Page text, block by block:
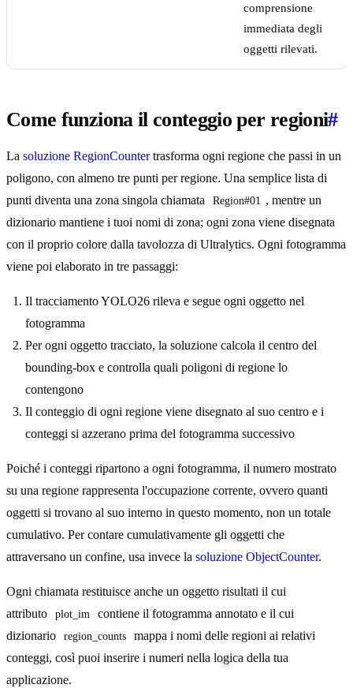
comprensione
immediata degli
oggetti rilevati.
Come funziona il conteggio per regioni#
La soluzione RegionCountertrasforma ogni regione che passi in un
poligono, con almeno tre punti per regione. Una semplice lista di
punti diventa una zona singola chiamata
Region#01 , mentre un
dizionario mantiene i tuoi nomi di zona; ogni zona viene disegnata
con il proprio colore dalla tavolozza di Ultralytics. Ogni fotogramma
viene poi elaborato in tre passaggi:
Il tracciamento YOLO26 rileva e segue ogni oggetto nel
fotogramma
Per ogni oggetto tracciato, la soluzione calcola il centro del
bounding-box e controlla quali poligoni di regione lo
contengono
Il conteggio di ogni regione viene disegnato al suo centro e i
conteggi si azzerano prima del fotogramma successivo
Poiché i conteggi ripartono a ogni fotogramma, il numero mostrato
su una regione rappresenta l'occupazione corrente, ovvero quanti
oggetti si trovano al suo interno in questo momento, non un totale
cumulativo. Per contare cumulativamente gli oggetti che
attraversano un confine, usa invece la soluzione ObjectCounter.
Ogni chiamata restituisce anche un oggetto risultati il cui
attributo
plot_im
contiene il fotogramma annotato e il cui
dizionario
region_counts
mappa i nomi delle regioni ai relativi
conteggi, così puoi inserire i numeri nella logica della tua
applicazione.